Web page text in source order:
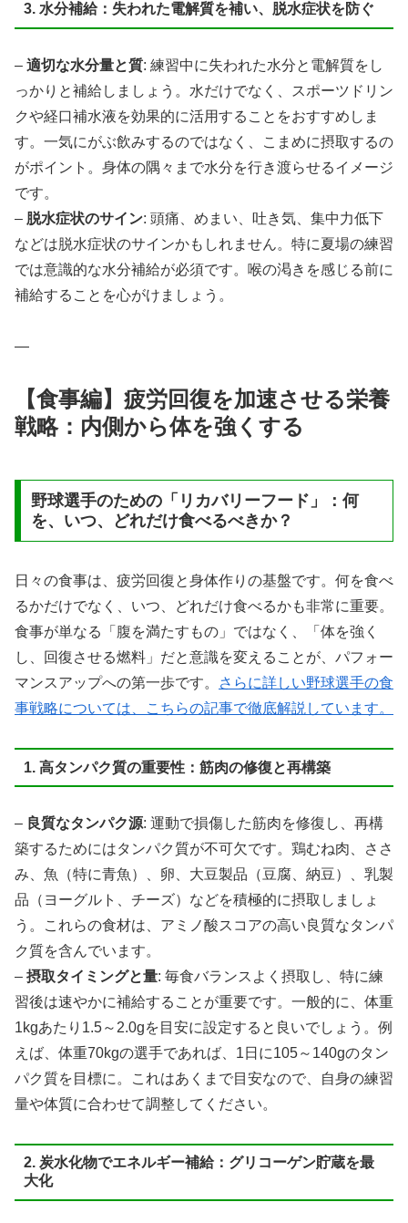
3. 水分補給：失われた電解質を補い、脱水症状を防ぐ
– 適切な水分量と質: 練習中に失われた水分と電解質をし
っかりと補給しましょう。水だけでなく、スポーツドリン
クや経口補水液を効果的に活用することをおすすめしま
す。一気にがぶ飲みするのではなく、こまめに摂取するの
がポイント。身体の隅々まで水分を行き渡らせるイメージ
です。
– 脱水症状のサイン: 頭痛、めまい、吐き気、集中力低下
などは脱水症状のサインかもしれません。特に夏場の練習
では意識的な水分補給が必須です。喉の渇きを感じる前に
補給することを心がけましょう。
—
【食事編】疲労回復を加速させる栄養
戦略：内側から体を強くする
野球選手のための「リカバリーフード」：何
を、いつ、どれだけ食べるべきか？
日々の食事は、疲労回復と身体作りの基盤です。何を食べ
るかだけでなく、いつ、どれだけ食べるかも非常に重要。
食事が単なる「腹を満たすもの」ではなく、「体を強く
し、回復させる燃料」だと意識を変えることが、パフォー
マンスアップへの第一歩です。
さらに詳しい野球選手の食
事戦略については、こちらの記事で徹底解説しています。
1. 高タンパク質の重要性：筋肉の修復と再構築
– 良質なタンパク源: 運動で損傷した筋肉を修復し、再構
築するためにはタンパク質が不可欠です。鶏むね肉、ささ
み、魚（特に青魚）、卵、大豆製品（豆腐、納豆）、乳製
品（ヨーグルト、チーズ）などを積極的に摂取しましょ
う。これらの食材は、アミノ酸スコアの高い良質なタンパ
ク質を含んでいます。
– 摂取タイミングと量: 毎食バランスよく摂取し、特に練
習後は速やかに補給することが重要です。一般的に、体重
1kgあたり1.5～2.0gを目安に設定すると良いでしょう。例
えば、体重70kgの選手であれば、1日に105～140gのタン
パク質を目標に。これはあくまで目安なので、自身の練習
量や体質に合わせて調整してください。
2. 炭水化物でエネルギー補給：グリコーゲン貯蔵を最
大化